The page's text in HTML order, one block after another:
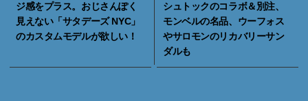
ジ感をプラス。おじさんぽく
見えない「サタデーズ NYC」
のカスタムモデルが欲しい！
シュトックのコラボ＆別注、
モンベルの名品、ウーフォス
やサロモンのリカバリーサン
ダルも